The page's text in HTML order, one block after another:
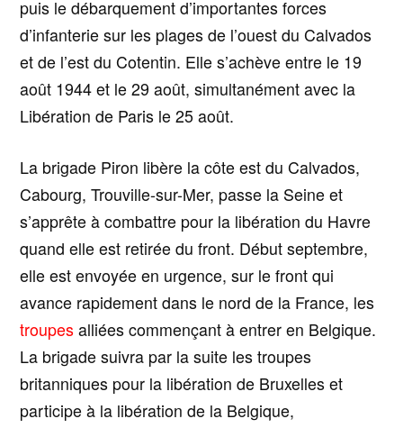
puis le débarquement d’importantes forces
d’infanterie sur les plages de l’ouest du Calvados
et de l’est du Cotentin. Elle s’achève entre le 19
août 1944 et le 29 août, simultanément avec la
Libération de Paris le 25 août.
La brigade Piron libère la côte est du Calvados,
Cabourg, Trouville-sur-Mer, passe la Seine et
s’apprête à combattre pour la libération du Havre
quand elle est retirée du front. Début septembre,
elle est envoyée en urgence, sur le front qui
avance rapidement dans le nord de la France, les
troupes alliées commençant à entrer en Belgique.
La brigade suivra par la suite les troupes
britanniques pour la libération de Bruxelles et
participe à la libération de la Belgique,